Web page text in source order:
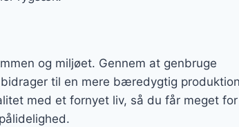
og miljøet. Gennem at genbruge
til en mere bæredygtig
med et fornyet liv, så du får meget for